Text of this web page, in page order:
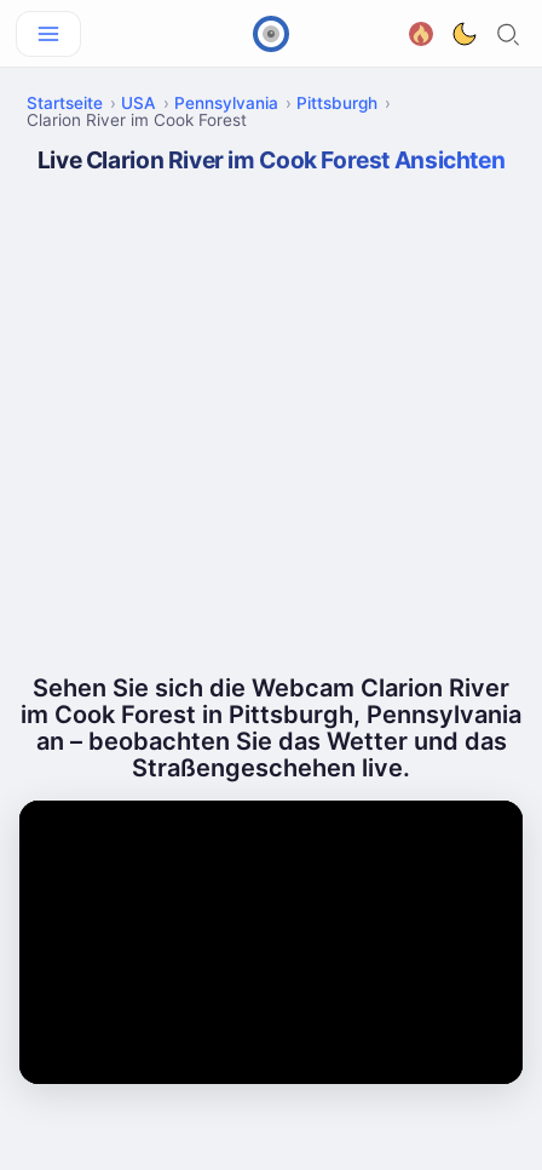
Startseite USA Pennsylvania
Pittsburgh
Clarion River im Cook Forest
Live Clarion River im Cook Forest Ansichten
Sehen Sie sich die Webcam Clarion River
im Cook Forest in Pittsburgh, Pennsylvania
an – beobachten Sie das Wetter und das
Straßengeschehen live.